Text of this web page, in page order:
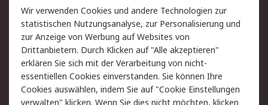
Rücksendungen
Kontakt
Hilfe
Rechtliches
AGB
Datenschutz
Cookie-Richtlinie
Zahlungsbedingungen
Wir verwenden Cookies und andere Technologien zur
statistischen Nutzungsanalyse, zur Personalisierung und
zur Anzeige von Werbung auf Websites von
Drittanbietern. Durch Klicken auf "Alle akzeptieren"
erklären Sie sich mit der Verarbeitung von nicht-
essentiellen Cookies einverstanden. Sie können Ihre
Cookies auswählen, indem Sie auf "Cookie Einstellungen
verwalten" klicken. Wenn Sie dies nicht möchten, klicken